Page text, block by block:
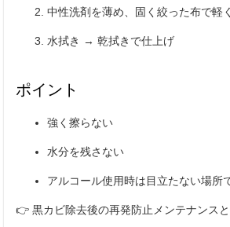
中性洗剤を薄め、固く絞った布で軽
水拭き → 乾拭きで仕上げ
ポイント
強く擦らない
水分を残さない
アルコール使用時は目立たない場所
👉 黒カビ除去後の再発防止メンテナンス